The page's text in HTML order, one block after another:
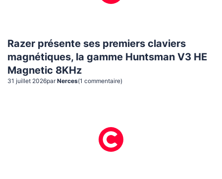
Razer présente ses premiers claviers
magnétiques, la gamme Huntsman V3 HE
Magnetic 8KHz
31 juillet 2026par Nerces(1 commentaire)